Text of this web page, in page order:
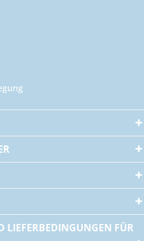
LIEFERBEDINGUNGEN FÜR